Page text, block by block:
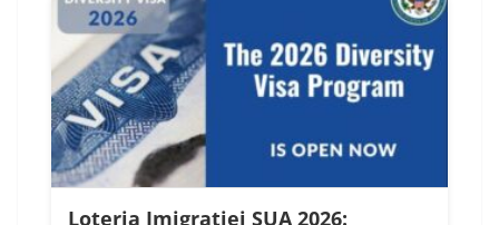
Loteria Imigrației SUA 2026: